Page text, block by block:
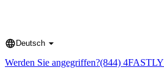
Language
Deutsch
Werden Sie angegriffen?(844) 4FASTLY